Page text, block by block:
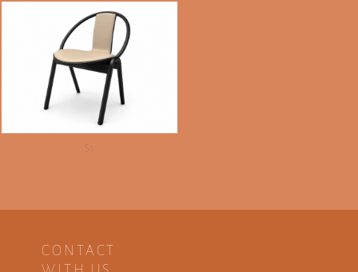
S1
CONTACT